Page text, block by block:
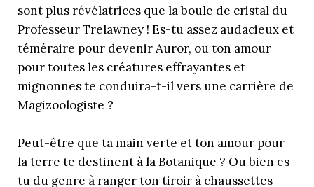
sont plus révélatrices que la boule de cristal du
Professeur Trelawney ! Es-tu assez audacieux et
téméraire pour devenir Auror, ou ton amour
pour toutes les créatures effrayantes et
mignonnes te conduira-t-il vers une carrière de
Magizoologiste ?
Peut-être que ta main verte et ton amour pour
la terre te destinent à la Botanique ? Ou bien es-
tu du genre à ranger ton tiroir à chaussettes